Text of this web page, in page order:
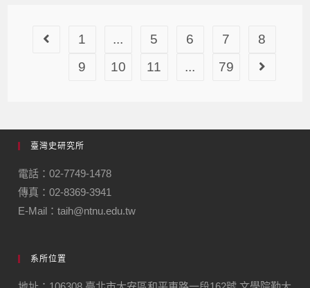
1 ... 5 6 7
8
9
10 11 ... 79
臺灣史研究所
電話：02-7749-1478
傳真：02-8369-3941
E-Mail：taih@ntnu.edu.tw
系所位置